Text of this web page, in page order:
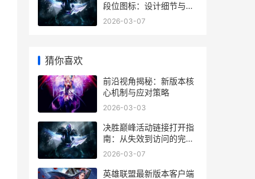
段位图标：设计细节与实
战意义
2026-03-07
猜你喜欢
前沿视角揭秘：新版本核
心机制与应对策略
2026-03-03
决胜巅峰活动链接打开指
南：从失效到访问的完整
路径
2026-03-07
英雄联盟最新版本客户端